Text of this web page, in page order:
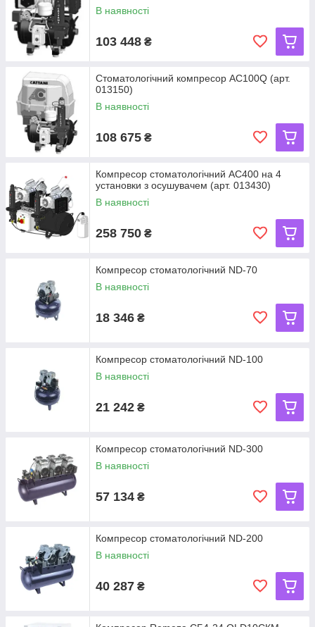
В наявності
103 448 ₴
Стоматологічний компресор AC100Q (арт.
013150)
В наявності
108 675 ₴
Компресор стоматологічний AC400 на 4
установки з осушувачем (арт. 013430)
В наявності
258 750 ₴
Компресор стоматологічний ND-70
В наявності
18 346 ₴
Компресор стоматологічний ND-100
В наявності
21 242 ₴
Компресор стоматологічний ND-300
В наявності
57 134 ₴
Компресор стоматологічний ND-200
В наявності
40 287 ₴